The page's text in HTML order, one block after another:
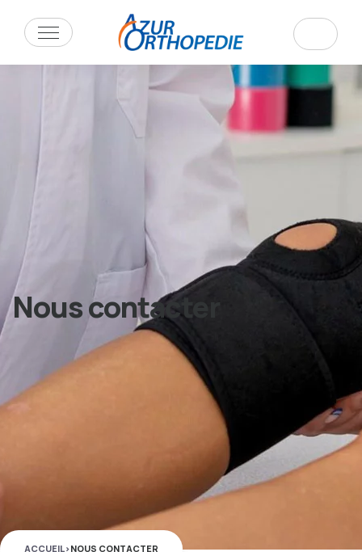
Nous contacter
ACCUEIL>NOUS CONTACTER